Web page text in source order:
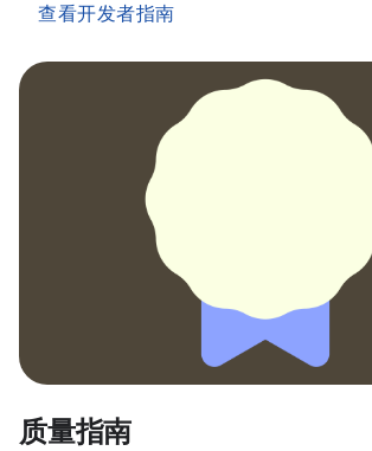
查看开发者指南
质量指南